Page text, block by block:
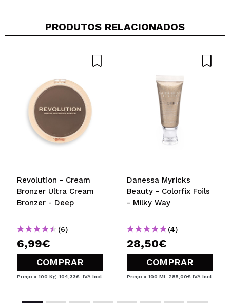
PRODUTOS RELACIONADOS
Revolution - Cream
Bronzer Ultra Cream
Bronzer - Deep
(6)
6,99€
COMPRAR
Preço x 100 Kg: 104,33€ IVA Incl.
Danessa Myricks
Beauty - Colorfix Foils
- Milky Way
(4)
28,50€
COMPRAR
Preço x 100 Ml: 285,00€ IVA Incl.